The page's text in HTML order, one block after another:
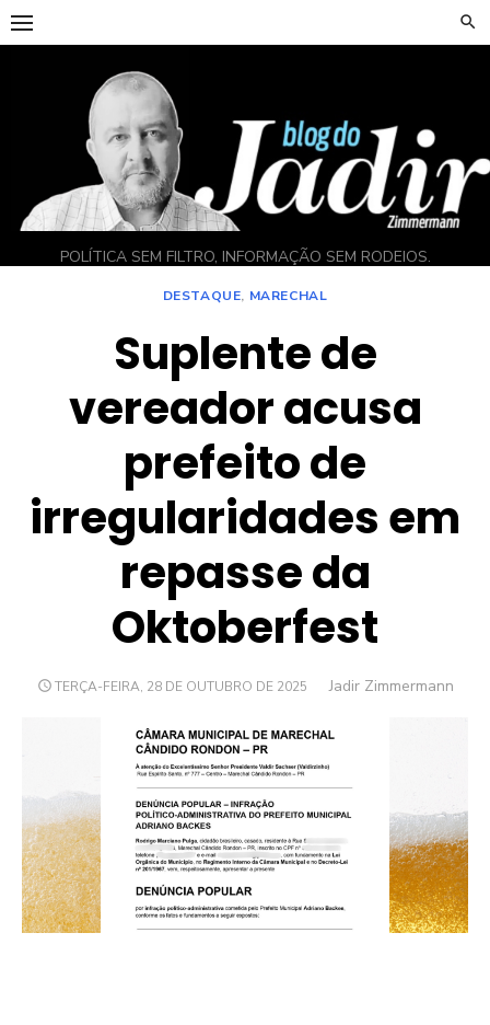
Skip
to
POLÍTICA SEM FILTRO, INFORMAÇÃO SEM RODEIOS.
DESTAQUE, MARECHAL
Suplente de
vereador acusa
prefeito de
irregularidades em
repasse da
Oktoberfest
POSTED
TERÇA-FEIRA, 28 DE OUTUBRO DE 2025 Author
Jadir Zimmermann